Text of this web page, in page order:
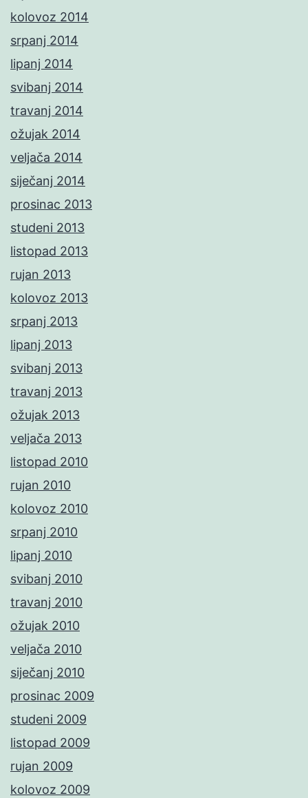
kolovoz 2014
srpanj 2014
lipanj 2014
svibanj 2014
travanj 2014
ožujak 2014
veljača 2014
siječanj 2014
prosinac 2013
studeni 2013
listopad 2013
rujan 2013
kolovoz 2013
srpanj 2013
lipanj 2013
svibanj 2013
travanj 2013
ožujak 2013
veljača 2013
listopad 2010
rujan 2010
kolovoz 2010
srpanj 2010
lipanj 2010
svibanj 2010
travanj 2010
ožujak 2010
veljača 2010
siječanj 2010
prosinac 2009
studeni 2009
listopad 2009
rujan 2009
kolovoz 2009